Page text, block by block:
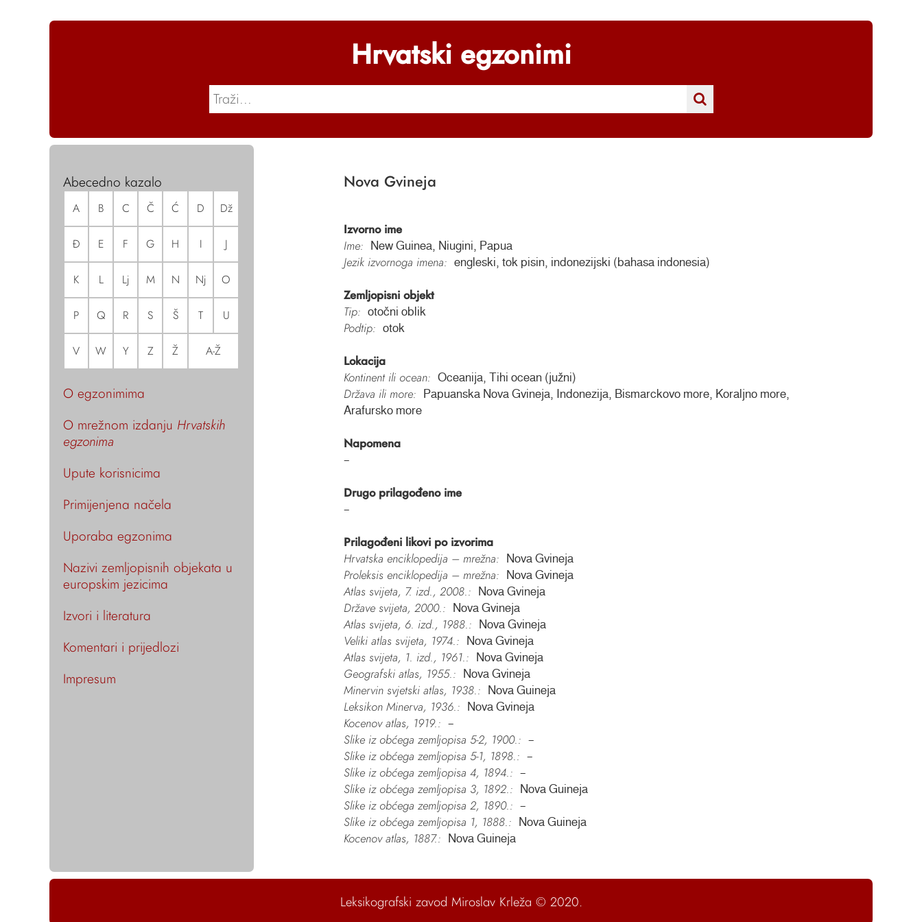
Hrvatski egzonimi
Abecedno kazalo
A B C Č Ć D Dž
Đ E F G H I J
K L Lj M N Nj O
P Q R S Š T U
V W Y Z Ž A-Ž
O egzonimima
O mrežnom izdanju Hrvatskih
egzonima
Upute korisnicima
Primijenjena načela
Uporaba egzonima
Nazivi zemljopisnih objekata u
europskim jezicima
Izvori i literatura
Komentari i prijedlozi
Impresum
Nova Gvineja
Izvorno ime
Ime:
New Guinea, Niugini, Papua
Jezik izvornoga imena: engleski, tok pisin, indonezijski (bahasa indonesia)
Zemljopisni objekt
Tip:
otočni oblik
Podtip: otok
Lokacija
Kontinent ili ocean:
Oceanija, Tihi ocean (južni)
Država ili more:
Papuanska Nova Gvineja, Indonezija, Bismarckovo more, Koraljno more,
Arafursko more
Napomena
–
Drugo prilagođeno ime
–
Prilagođeni likovi po izvorima
Hrvatska enciklopedija – mrežna:
Nova Gvineja
Proleksis enciklopedija – mrežna: Nova Gvineja
Atlas svijeta, 7. izd., 2008.: Nova Gvineja
Države svijeta, 2000.: Nova Gvineja
Atlas svijeta, 6. izd., 1988.: Nova Gvineja
Veliki atlas svijeta, 1974.: Nova Gvineja
Atlas svijeta, 1. izd., 1961.: Nova Gvineja
Geografski atlas, 1955.: Nova Gvineja
Minervin svjetski atlas, 1938.: Nova Guineja
Leksikon Minerva, 1936.: Nova Gvineja
Kocenov atlas, 1919.: –
Slike iz obćega zemljopisa 5-2, 1900.: –
Slike iz obćega zemljopisa 5-1, 1898.: –
Slike iz obćega zemljopisa 4, 1894.: –
Slike iz obćega zemljopisa 3, 1892.: Nova Guineja
Slike iz obćega zemljopisa 2, 1890.: –
Slike iz obćega zemljopisa 1, 1888.: Nova Guineja
Kocenov atlas, 1887.: Nova Guineja
Leksikografski zavod Miroslav Krleža © 2020.